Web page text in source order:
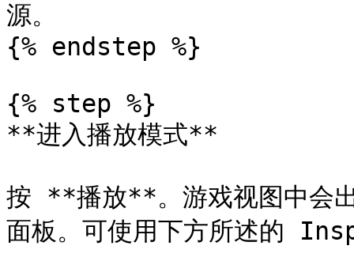
源。
{% endstep %}
{% step %}
**进入播放模式**
按 **播放**。游戏视图中会
面板。可使用下方所述的